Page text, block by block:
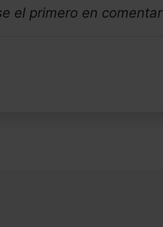
el primero en comentar